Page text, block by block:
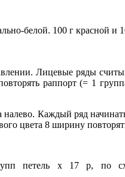
белой. 100 г красной и
Лицевые ряды
раппорт (= 1
Каждый ряд
цвета 8 ширину
петель х 17 р, по